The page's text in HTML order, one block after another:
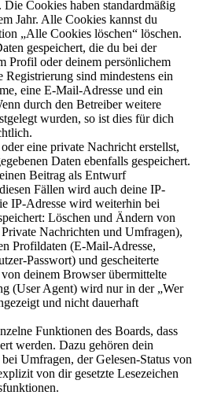
Die Cookies haben standardmäßig
Jahr. Alle Cookies kannst du
„Alle Cookies löschen“ löschen.
gespeichert, die du bei der
Profil oder deinem persönlichem
sind mindestens ein
eine E-Mail-Adresse und ein
durch den Betreiber weitere
wurden, so ist dies für dich
eine private Nachricht erstellst,
Daten ebenfalls gespeichert.
Beitrag als Entwurf
Fällen wird auch deine IP-
IP-Adresse wird weiterhin bei
Löschen und Ändern von
Nachrichten und Umfragen),
Profildaten (E-Mail-Adresse,
Passwort) und gescheiterte
deinem Browser übermittelte
(User Agent) wird nur in der „Wer
und nicht dauerhaft
Funktionen des Boards, dass
werden. Dazu gehören dein
Umfragen, der Gelesen-Status von
von dir gesetzte Lesezeichen